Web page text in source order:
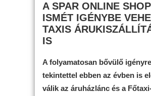
A SPAR ONLINE SHOP
ISMÉT IGÉNYBE
TAXIS
IS
A folyamatosan bővülő
tekintettel ebben az évben is
válik az áruházlánc és a